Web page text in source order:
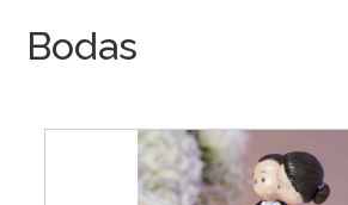
Bodas